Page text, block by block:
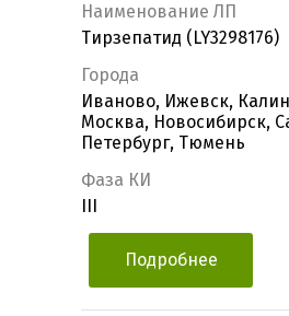
Наименование ЛП
Тирзепатид (LY3298176)
Города
Иваново, Ижевск,
Москва, Новосибирск,
Петербург, Тюмень
Фаза КИ
Подробнее